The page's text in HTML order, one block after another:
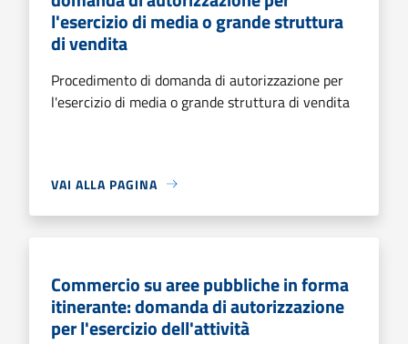
l'esercizio di media o grande struttura
di vendita
Procedimento di domanda di autorizzazione per
l'esercizio di media o grande struttura di vendita
VAI ALLA PAGINA
Commercio su aree pubbliche in forma
itinerante: domanda di autorizzazione
per l'esercizio dell'attività